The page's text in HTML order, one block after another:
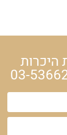
היכרות
03-